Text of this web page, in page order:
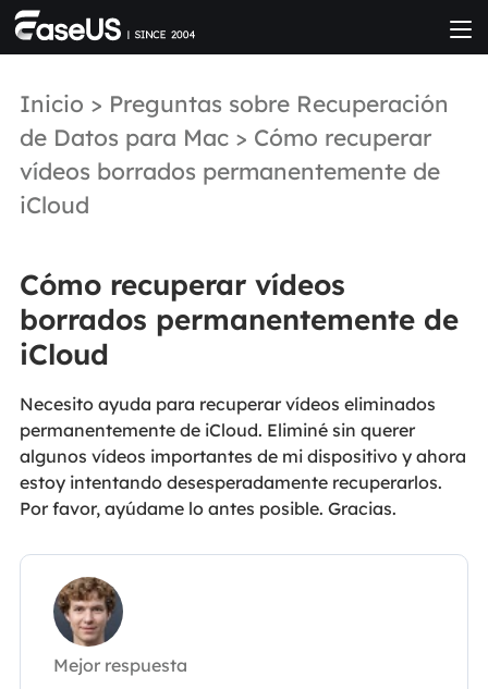
Inicio > Preguntas sobre Recuperación
de Datos para Mac> Cómo recuperar
vídeos borrados permanentemente de
iCloud
Cómo recuperar vídeos
borrados permanentemente de
iCloud
Necesito ayuda para recuperar vídeos eliminados
permanentemente de iCloud. Eliminé sin querer
algunos vídeos importantes de mi dispositivo y ahora
estoy intentando desesperadamente recuperarlos.
Por favor, ayúdame lo antes posible. Gracias.
Mejor respuesta